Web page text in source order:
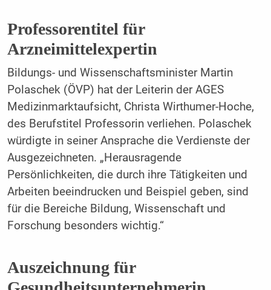
Professorentitel für
Arzneimittelexpertin
Bildungs- und Wissenschaftsminister Martin
Polaschek (ÖVP) hat der Leiterin der AGES
Medizinmarktaufsicht, Christa Wirthumer-Hoche,
des Berufstitel Professorin verliehen. Polaschek
würdigte in seiner Ansprache die Verdienste der
Ausgezeichneten. „Herausragende
Persönlichkeiten, die durch ihre Tätigkeiten und
Arbeiten beeindrucken und Beispiel geben, sind
für die Bereiche Bildung, Wissenschaft und
Forschung besonders wichtig.“
Auszeichnung für